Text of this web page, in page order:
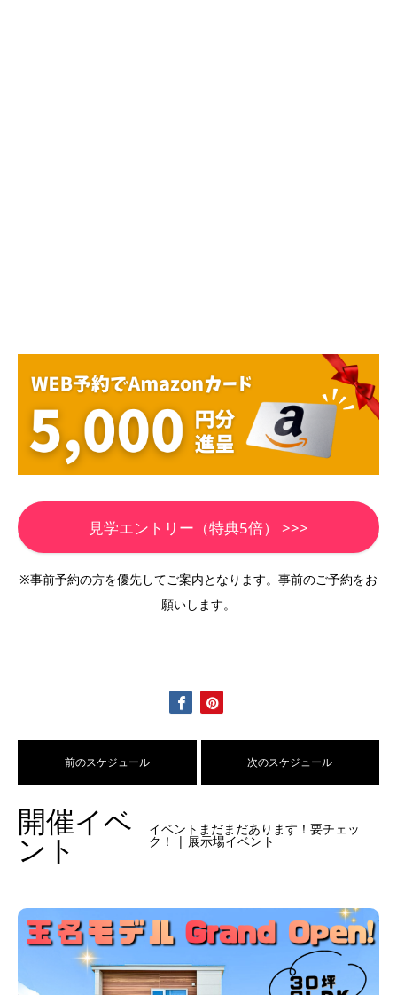
見学エントリー（特典5倍） >>>
※事前予約の方を優先してご案内となります。事前のご予約をお
願いします。
前のスケジュール 次のスケジュール
開催イベ
ント
イベントまだまだあります！要チェッ
ク！ | 展示場イベント